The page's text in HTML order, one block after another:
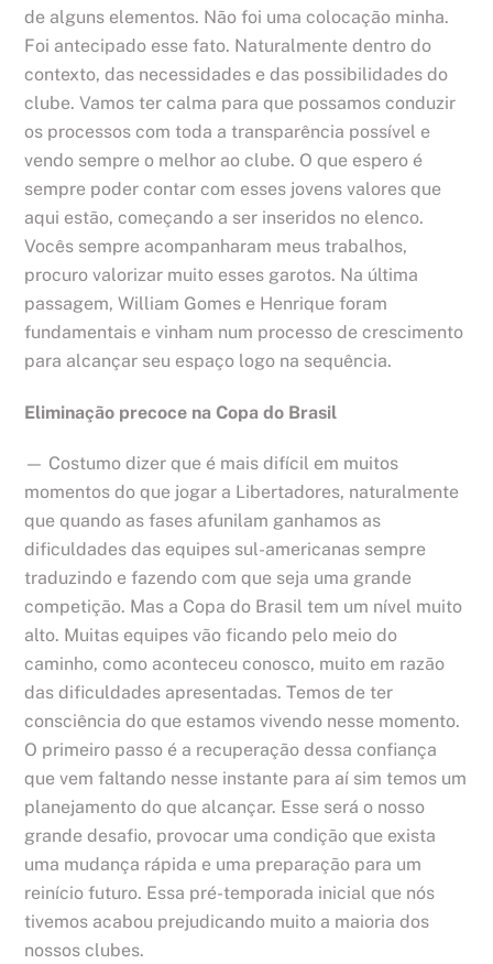
de alguns elementos. Não foi uma colocação minha.
Foi antecipado esse fato. Naturalmente dentro do
contexto, das necessidades e das possibilidades do
clube. Vamos ter calma para que possamos conduzir
os processos com toda a transparência possível e
vendo sempre o melhor ao clube. O que espero é
sempre poder contar com esses jovens valores que
aqui estão, começando a ser inseridos no elenco.
Vocês sempre acompanharam meus trabalhos,
procuro valorizar muito esses garotos. Na última
passagem, William Gomes e Henrique foram
fundamentais e vinham num processo de crescimento
para alcançar seu espaço logo na sequência.
Eliminação precoce na Copa do Brasil
— Costumo dizer que é mais difícil em muitos
momentos do que jogar a Libertadores, naturalmente
que quando as fases afunilam ganhamos as
dificuldades das equipes sul-americanas sempre
traduzindo e fazendo com que seja uma grande
competição. Mas a Copa do Brasil tem um nível muito
alto. Muitas equipes vão ficando pelo meio do
caminho, como aconteceu conosco, muito em razão
das dificuldades apresentadas. Temos de ter
consciência do que estamos vivendo nesse momento.
O primeiro passo é a recuperação dessa confiança
que vem faltando nesse instante para aí sim temos um
planejamento do que alcançar. Esse será o nosso
grande desafio, provocar uma condição que exista
uma mudança rápida e uma preparação para um
reinício futuro. Essa pré-temporada inicial que nós
tivemos acabou prejudicando muito a maioria dos
nossos clubes.